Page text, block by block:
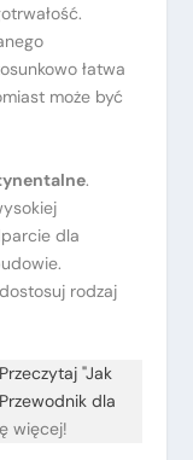
łatwa
może być
.
dla
rodzaj
Przeczytaj "Jak
dla
więcej!